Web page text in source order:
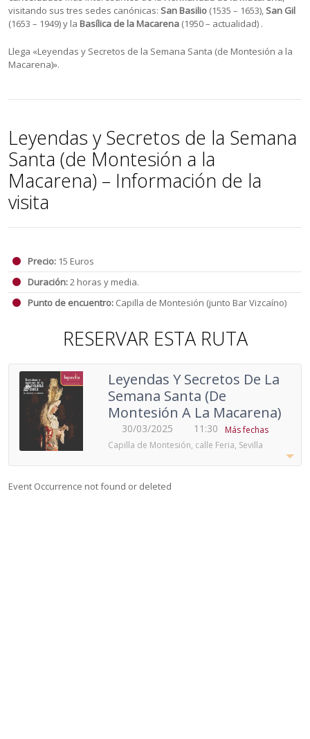
visitando sus tres sedes canónicas: San Basilio (1535 – 1653), San Gil
(1653 – 1949) y la Basílica de la Macarena (1950 – actualidad) .
Llega «Leyendas y Secretos de la Semana Santa (de Montesión a la
Macarena)».
Leyendas y Secretos de la Semana
Santa (de Montesión a la
Macarena) – Información de la
visita
Precio: 15 Euros
Duración:2 horas y media.
Punto de encuentro: Capilla de Montesión (junto Bar Vizcaíno)
RESERVAR ESTA RUTA
Leyendas Y Secretos De La
Semana Santa (de
Montesión A La Macarena)
30/03/2025 11:30
Más fechas
Capilla de Montesión, calle Feria, Sevilla
Event Occurrence not found or deleted